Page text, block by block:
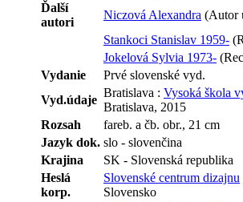
Ďalší
autori
Niczová Alexandra (Autor
Stankoci Stanislav 1959-
Jokelová Sylvia 1973-
Vydanie
Prvé slovenské vyd.
Vyd.údaje
Bratislava : Vysoká škola
Bratislava, 2015
Rozsah
fareb. a čb. obr., 21 cm
Jazyk dok. slo - slovenčina
Krajina
SK - Slovenská republika
Heslá
korp.
Slovenské centrum dizajnu
Slovensko